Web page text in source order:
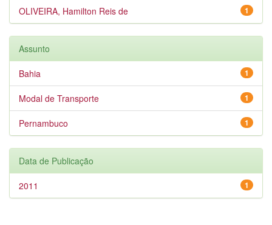
1
OLIVEIRA, Hamilton Reis de
Assunto
1
Bahia
1
Modal de Transporte
1
Pernambuco
Data de Publicação
1
2011